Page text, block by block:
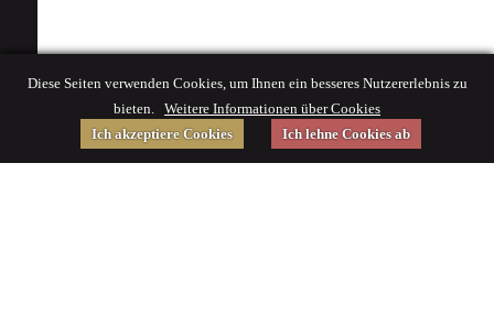
Diese Seiten verwenden Cookies, um Ihnen ein besseres Nutzererlebnis zu
bieten. Weitere Informationen über Cookies
Ich akzeptiere Cookies
Ich lehne Cookies ab